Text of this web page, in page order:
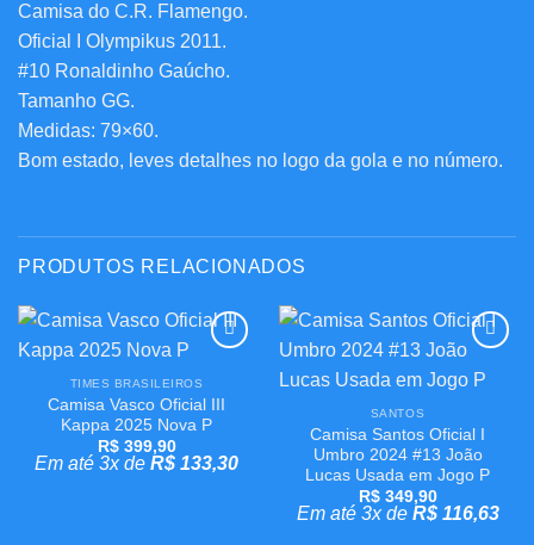
Camisa do C.R. Flamengo.
Oficial I Olympikus 2011.
#10 Ronaldinho Gaúcho.
Tamanho GG.
Medidas: 79×60.
Bom estado, leves detalhes no logo da gola e no número.
PRODUTOS RELACIONADOS
aos
meus
TIMES BRASILEIROS
Camisa Vasco Oficial III
Kappa 2025 Nova P
R$399,90
Em até 3x de R$ 133,30
aos
SANTOS
Camisa Santos Oficial I
Umbro 2024 #13 João
Lucas Usada em Jogo P
R$349,90
Em até 3x de R$116,63